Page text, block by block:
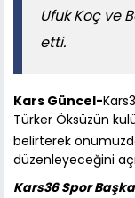
Ufuk Koç ve
etti.
Kars Güncel-
Türker Öksüzün
belirterek
düzenleyeceğini
Kars36 Spor